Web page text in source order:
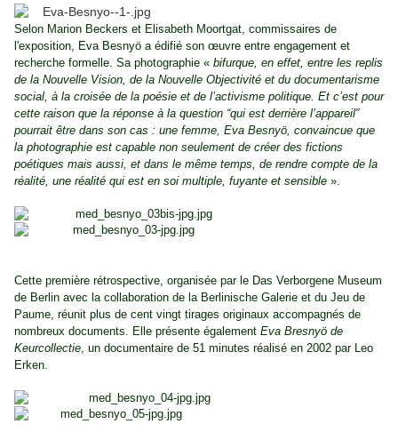
Selon Marion Beckers et Elisabeth Moortgat, commissaires de
l'exposition, Eva Besnyö a édifié son œuvre entre engagement et
recherche formelle. Sa photographie « bifurque, en effet, entre les replis
de la Nouvelle Vision, de la Nouvelle Objectivité et du documentarisme
social, à la croisée de la poésie et de l’activisme politique. Et c’est pour
cette raison que la réponse à la question “qui est derrière l’appareil”
pourrait être dans son cas : une femme, Eva Besnyö, convaincue que
la photographie est capable non seulement de créer des fictions
poétiques mais aussi, et dans le même temps, de rendre compte de la
réalité, une réalité qui est en soi multiple, fuyante et sensible ».
Cette première rétrospective, organisée par le Das Verborgene Museum
de Berlin avec la collaboration de la Berlinische Galerie et du Jeu de
Paume, réunit plus de cent vingt tirages originaux accompagnés de
nombreux documents. Elle présente également Eva Bresnyö de
Keurcollectie, un documentaire de 51 minutes réalisé en 2002 par Leo
Erken.